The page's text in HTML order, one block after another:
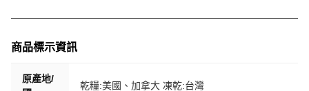
商品標示資訊
原產地/
乾糧:美國、加拿大 凍乾:台灣